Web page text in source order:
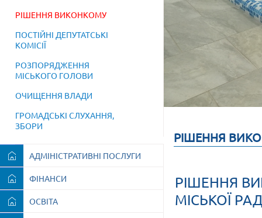
РІШЕННЯ ВИКОНКОМУ
ПОСТІЙНІ ДЕПУТАТСЬКІ
КОМІСІЇ
РОЗПОРЯДЖЕННЯ
МІСЬКОГО ГОЛОВИ
ОЧИЩЕННЯ ВЛАДИ
ГРОМАДСЬКІ СЛУХАННЯ,
ЗБОРИ
АДМІНІСТРАТИВНІ ПОСЛУГИ
ФІНАНСИ
ОСВІТА
РІШЕННЯ
РІШЕННЯ
МІСЬКОЇ